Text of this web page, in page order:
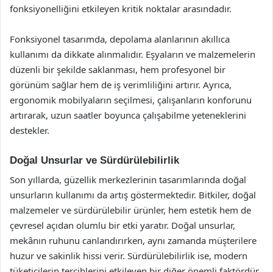
fonksiyonelliğini etkileyen kritik noktalar arasındadır.
Fonksiyonel tasarımda, depolama alanlarının akıllıca
kullanımı da dikkate alınmalıdır. Eşyaların ve malzemelerin
düzenli bir şekilde saklanması, hem profesyonel bir
görünüm sağlar hem de iş verimliliğini artırır. Ayrıca,
ergonomik mobilyaların seçilmesi, çalışanların konforunu
artırarak, uzun saatler boyunca çalışabilme yeteneklerini
destekler.
Doğal Unsurlar ve Sürdürülebilirlik
Son yıllarda, güzellik merkezlerinin tasarımlarında doğal
unsurların kullanımı da artış göstermektedir. Bitkiler, doğal
malzemeler ve sürdürülebilir ürünler, hem estetik hem de
çevresel açıdan olumlu bir etki yaratır. Doğal unsurlar,
mekânın ruhunu canlandırırken, aynı zamanda müşterilere
huzur ve sakinlik hissi verir. Sürdürülebilirlik ise, modern